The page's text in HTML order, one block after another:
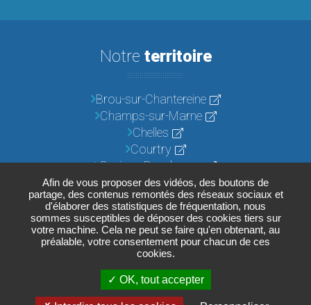
Afin de vous proposer des vidéos, des boutons de
partage, des contenus remontés des réseaux sociaux et
d'élaborer des statistiques de fréquentation, nous
sommes susceptibles de déposer des cookies tiers sur
votre machine. Cela ne peut se faire qu'en obtenant, au
préalable, votre consentement pour chacun de ces
cookies.
OK, tout accepter
Notre territoire
Brou-sur-Chantereine
Champs-sur-Marne
Chelles
Courtry
Croissy-Beaubourg
Emerainville
Lognes
Noisiel
Pontault-Combault
Roissy-en-Brie
Vaires-sur-Marne